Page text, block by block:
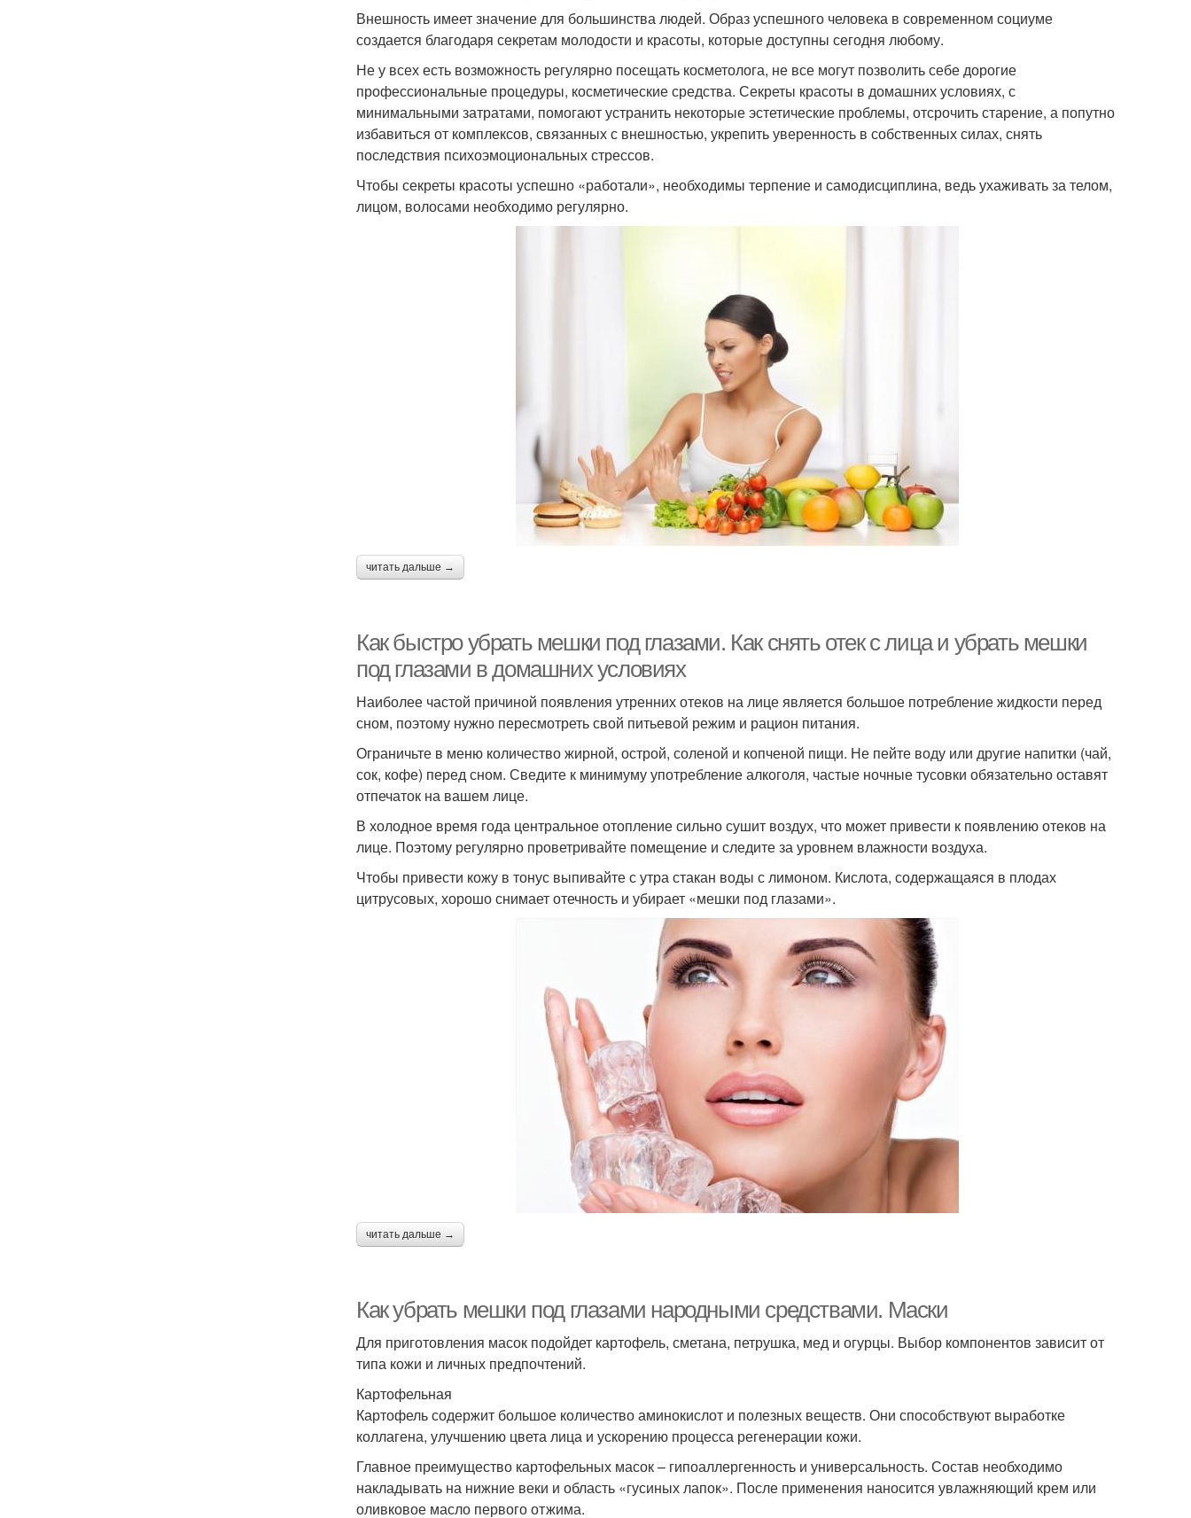
Внешность имеет значение для большинства людей. Образ успешного человека в современном социуме
создается благодаря секретам молодости и красоты, которые доступны сегодня любому.
Не у всех есть возможность регулярно посещать косметолога, не все могут позволить себе дорогие
профессиональные процедуры, косметические средства. Секреты красоты в домашних условиях, с
минимальными затратами, помогают устранить некоторые эстетические проблемы, отсрочить старение, а попутно
избавиться от комплексов, связанных с внешностью, укрепить уверенность в собственных силах, снять
последствия психоэмоциональных стрессов.
Чтобы секреты красоты успешно «работали», необходимы терпение и самодисциплина, ведь ухаживать за телом,
лицом, волосами необходимо регулярно.
читать дальше →
Как быстро убрать мешки под глазами. Как снять отек с лица и убрать мешки
под глазами в домашних условиях
Наиболее частой причиной появления утренних отеков на лице является большое потребление жидкости перед
сном, поэтому нужно пересмотреть свой питьевой режим и рацион питания.
Ограничьте в меню количество жирной, острой, соленой и копченой пищи. Не пейте воду или другие напитки (чай,
сок, кофе) перед сном. Сведите к минимуму употребление алкоголя, частые ночные тусовки обязательно оставят
отпечаток на вашем лице.
В холодное время года центральное отопление сильно сушит воздух, что может привести к появлению отеков на
лице. Поэтому регулярно проветривайте помещение и следите за уровнем влажности воздуха.
Чтобы привести кожу в тонус выпивайте с утра стакан воды с лимоном. Кислота, содержащаяся в плодах
цитрусовых, хорошо снимает отечность и убирает «мешки под глазами».
читать дальше →
Как убрать мешки под глазами народными средствами. Маски
Для приготовления масок подойдет картофель, сметана, петрушка, мед и огурцы. Выбор компонентов зависит от
типа кожи и личных предпочтений.
Картофельная
Картофель содержит большое количество аминокислот и полезных веществ. Они способствуют выработке
коллагена, улучшению цвета лица и ускорению процесса регенерации кожи.
Главное преимущество картофельных масок – гипоаллергенность и универсальность. Состав необходимо
накладывать на нижние веки и область «гусиных лапок». После применения наносится увлажняющий крем или
оливковое масло первого отжима.